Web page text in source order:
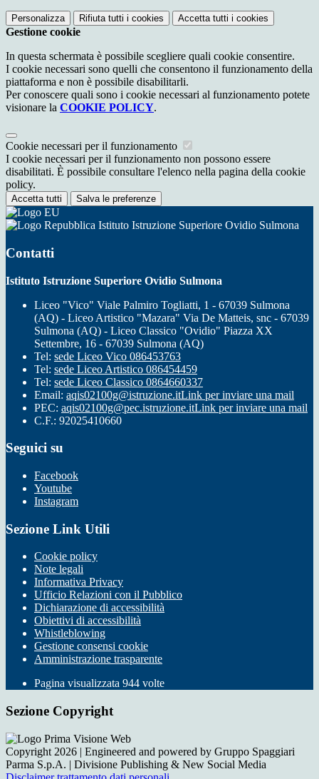
Personalizza Rifiuta tutti i cookies Accetta tutti i cookies
Gestione cookie
In questa schermata è possibile scegliere quali cookie consentire.
I cookie necessari sono quelli che consentono il funzionamento della
piattaforma e non è possibile disabilitarli.
Per conoscere quali sono i cookie necessari al funzionamento potete
visionare la COOKIE POLICY.
Cookie necessari per il funzionamento
I cookie necessari per il funzionamento non possono essere
disabilitati. È possibile consultare l'elenco nella pagina della cookie
policy.
Accetta tutti Salva le preferenze
Istituto Istruzione Superiore Ovidio Sulmona
Contatti
Istituto Istruzione Superiore Ovidio Sulmona
Liceo "Vico" Viale Palmiro Togliatti, 1 - 67039 Sulmona
(AQ) - Liceo Artistico "Mazara" Via De Matteis, snc - 67039
Sulmona (AQ) - Liceo Classico "Ovidio" Piazza XX
Settembre, 16 - 67039 Sulmona (AQ)
Tel: sede Liceo Vico 086453763
Tel: sede Liceo Artistico 086454459
Tel: sede Liceo Classico 0864660337
Email: aqis02100g@istruzione.itLink per inviare una mail
PEC: aqis02100g@pec.istruzione.itLink per inviare una mail
C.F.: 92025410660
Seguici su
Facebook
Youtube
Instagram
Sezione Link Utili
Cookie policy
Note legali
Informativa Privacy
Ufficio Relazioni con il Pubblico
Dichiarazione di accessibilità
Obiettivi di accessibilità
Whistleblowing
Gestione consensi cookie
Amministrazione trasparente
Pagina visualizzata 944 volte
Sezione Copyright
Copyright 2026 | Engineered and powered by Gruppo Spaggiari
Parma S.p.A. | Divisione Publishing & New Social Media